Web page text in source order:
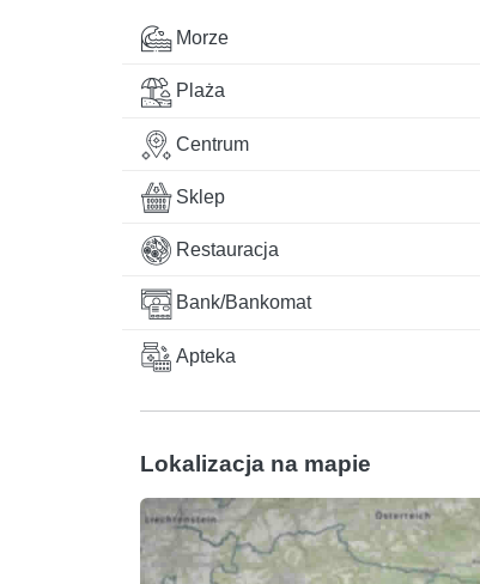
Morze
Plaża
Centrum
Sklep
Restauracja
Bank/Bankomat
Apteka
Lokalizacja na mapie